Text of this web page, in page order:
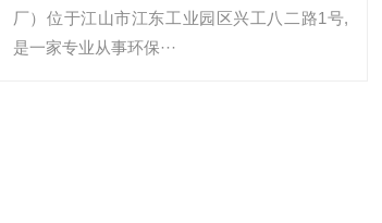
厂）位于江山市江东工业园区兴工八二路1号,
是一家专业从事环保···